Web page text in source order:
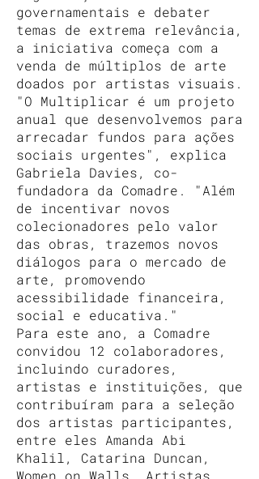
governamentais e debater
temas de extrema relevância,
a iniciativa começa com a
venda de múltiplos de arte
doados por artistas visuais.
"O Multiplicar é um projeto
anual que desenvolvemos para
arrecadar fundos para ações
sociais urgentes", explica
Gabriela Davies, co-
fundadora da Comadre. "Além
de incentivar novos
colecionadores pelo valor
das obras, trazemos novos
diálogos para o mercado de
arte, promovendo
acessibilidade financeira,
social e educativa."
Para este ano, a Comadre
convidou 12 colaboradores,
incluindo curadores,
artistas e instituições, que
contribuíram para a seleção
dos artistas participantes,
entre eles Amanda Abi
Khalil, Catarina Duncan,
Women on Walls, Artistas